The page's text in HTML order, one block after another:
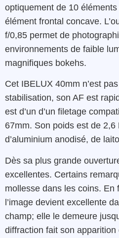
optiquement de 10
élément frontal concave.
f/0,85 permet de
environnements de faible
magnifiques bokehs.
Cet IBELUX 40mm n’est
stabilisation, son AF est
est d’un d’un filetage
67mm. Son poids est de
d’aluminium anodisé, de
Dès sa plus grande
excellentes. Certains
mollesse dans les coins. En
l’image devient excellente
champ; elle le demeure
diffraction fait son